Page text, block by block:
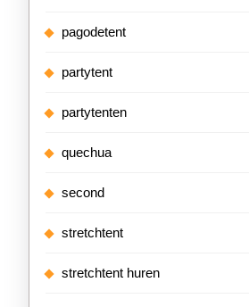
pagodetent
partytent
partytenten
quechua
second
stretchtent
stretchtent huren